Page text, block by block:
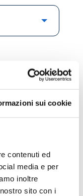
sui cookie
contenuti ed
media e per
inoltre
sito con i